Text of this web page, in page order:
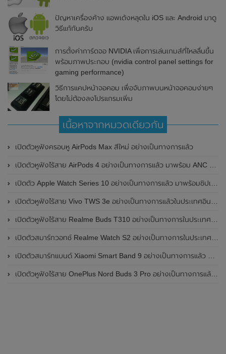
ปัญหาเครื่องค้าง แอพเด้งหลุดใน iOS และ Android มาดู
วิธีแก้กันครับ
การตั้งค่าการ์ดจอ NVIDIA เพื่อการเล่นเกมส์ที่ไหลลื่นขึ้น
พร้อมภาพประกอบ (nvidia control panel settings for
gaming performance)
วิธีการแคปหน้าจอคอม เพื่อจับภาพบนหน้าจอคอมง่ายๆ
โดยไม่ต้องลงโปรแกรมเพิ่ม
เนื้อหาจากหมวดเดียวกัน
เปิดตัวหูฟังครอบหู AirPods Max สีใหม่ อย่างเป็นทางการแล้ว
เปิดตัวหูฟังไร้สาย AirPods 4 อย่างเป็นทางการแล้ว มาพร้อม ANC และฟีเจอร์ใหม่มากมาย
เปิดตัว Apple Watch Series 10 อย่างเป็นทางการแล้ว มาพร้อมชิปเซ็ตรุ่น S10
เปิดตัวหูฟังไร้สาย Vivo TWS 3e อย่างเป็นทางการแล้วในประเทศอินเดีย มาพร้อมระบบตัดเสียงรบกวน ANC ที่ 30dB , ป้องกันฝุ่นและกันน้ำที่ระดับ IP54 , แบตเตอรี่สามารถใช้งานนานสูงสุด 36 ชั่วโมง
เปิดตัวหูฟังไร้สาย Realme Buds T310 อย่างเป็นทางการในประเทศอินเดีย มาพร้อมระบบตัดเสียงรบกวน ANC สูงสุด 46dB , เสียงรอบทิศทาง 360 องศา , แบตเตอรี่สามารถใช้งานได้นานสูงสุด 40 ชั่วโมง
เปิดตัวสมาร์ทวอทช์ Realme Watch S2 อย่างเป็นทางการในประเทศอินเดีย มาพร้อมตัวเรือนสแตนเลสสตีล , หน้าจอแสดงผล AMOLED ขนาด 1.43 นิ้ว , แบตเตอรี่ขนาดใหญ่ใช้งานได้นาน 20 วัน และรองรับคำสั่งเสียง Super AI Engine ที่ขับเคลื่อนโดย ChatGPT
เปิดตัวสมาร์ทแบนด์ Xiaomi Smart Band 9 อย่างเป็นทางการแล้ว มาพร้อมหน้าจอ AMOLED ขนาด 1.62 นิ้ว , ตัวเรือนเป็นโลหะ และแบตเตอรี่สุดอึดสามารถใช้งานได้นานถึง 21 วัน
เปิดตัวหูฟังไร้สาย OnePlus Nord Buds 3 Pro อย่างเป็นทางการแล้ว มาพร้อมระบบตัดเสียงรบกวน (ANC) สามารถลดเสียงรบกวนได้ 49dB และแบตเตอรี่สุดอึดใช้งานได้นานสูงสุดถึง 44 ชั่วโมง